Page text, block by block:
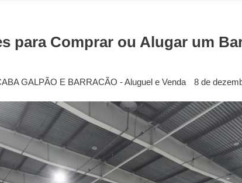
para Comprar ou Alugar um
GALPÃO E BARRACÃO - Aluguel e Venda 8 de